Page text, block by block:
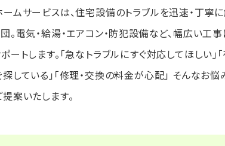
ムサービスは、住宅設備のトラブルを迅速・丁寧
。電気・給湯・エアコン・防犯設備など、幅広い工
ートします。「急なトラブルにすぐ対応してほしい」
している」「修理・交換の料金が心配」 そんなお
案いたします。